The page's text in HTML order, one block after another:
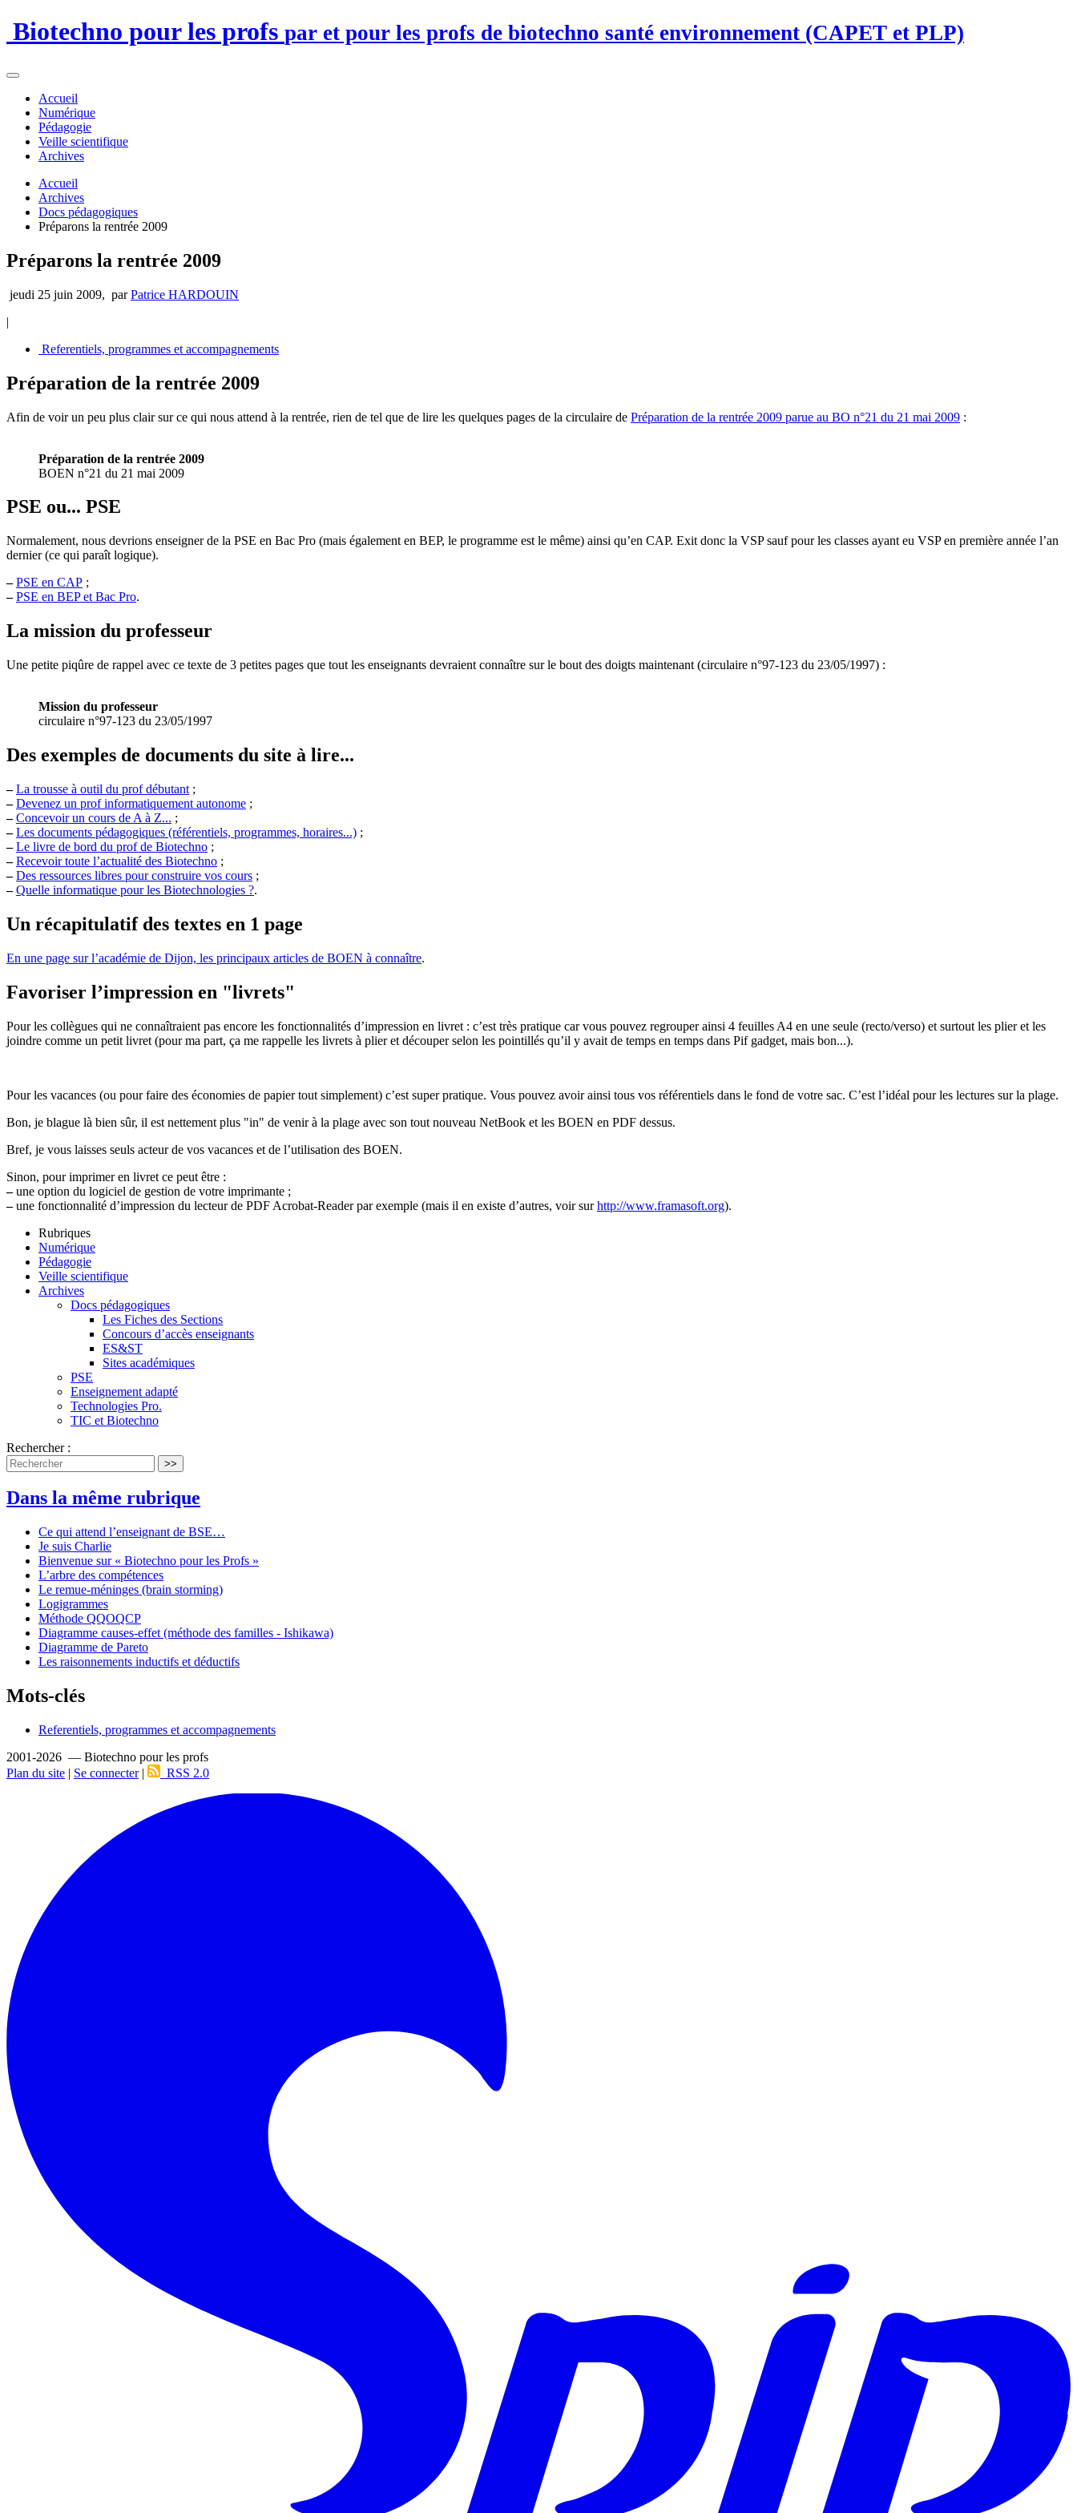
Biotechno pour les profs par et pour les profs de biotechno santé environnement (CAPET et PLP)
Accueil
Numérique
Pédagogie
Veille scientifique
Archives
Accueil
Archives
Docs pédagogiques
Préparons la rentrée 2009
Préparons la rentrée 2009
jeudi 25 juin 2009, parPatrice HARDOUIN
|
Referentiels, programmes et accompagnements
Préparation de la rentrée 2009
Afin de voir un peu plus clair sur ce qui nous attend à la rentrée, rien de tel que de lire les quelques pages de la circulaire de Préparation de la rentrée 2009 parue au BO n°21 du 21 mai 2009 :
Préparation de la rentrée 2009
BOEN n°21 du 21 mai 2009
PSE ou... PSE
Normalement, nous devrions enseigner de la PSE en Bac Pro (mais également en BEP, le programme est le même) ainsi qu’en CAP. Exit donc la VSP sauf pour les classes ayant eu VSP en première année l’an
dernier (ce qui paraît logique).
– PSE en CAP ;
– PSE en BEP et Bac Pro.
La mission du professeur
Une petite piqûre de rappel avec ce texte de 3 petites pages que tout les enseignants devraient connaître sur le bout des doigts maintenant (circulaire n°97-123 du 23/05/1997) :
Mission du professeur
circulaire n°97-123 du 23/05/1997
Des exemples de documents du site à lire...
– La trousse à outil du prof débutant ;
– Devenez un prof informatiquement autonome ;
– Concevoir un cours de A à Z... ;
– Les documents pédagogiques (référentiels, programmes, horaires...) ;
– Le livre de bord du prof de Biotechno ;
– Recevoir toute l’actualité des Biotechno ;
– Des ressources libres pour construire vos cours ;
– Quelle informatique pour les Biotechnologies ?.
Un récapitulatif des textes en 1 page
En une page sur l’académie de Dijon, les principaux articles de BOEN à connaître.
Favoriser l’impression en "livrets"
Pour les collègues qui ne connaîtraient pas encore les fonctionnalités d’impression en livret : c’est très pratique car vous pouvez regrouper ainsi 4 feuilles A4 en une seule (recto/verso) et surtout les plier et les
joindre comme un petit livret (pour ma part, ça me rappelle les livrets à plier et découper selon les pointillés qu’il y avait de temps en temps dans Pif gadget, mais bon...).
Pour les vacances (ou pour faire des économies de papier tout simplement) c’est super pratique. Vous pouvez avoir ainsi tous vos référentiels dans le fond de votre sac. C’est l’idéal pour les lectures sur la plage.
Bon, je blague là bien sûr, il est nettement plus "in" de venir à la plage avec son tout nouveau NetBook et les BOEN en PDF dessus.
Bref, je vous laisses seuls acteur de vos vacances et de l’utilisation des BOEN.
Sinon, pour imprimer en livret ce peut être :
–une option du logiciel de gestion de votre imprimante ;
–une fonctionnalité d’impression du lecteur de PDF Acrobat-Reader par exemple (mais il en existe d’autres, voir surhttp://www.framasoft.org).
Rubriques
Numérique
Pédagogie
Veille scientifique
Archives
Docs pédagogiques
Les Fiches des Sections
Concours d’accès enseignants
ES&ST
Sites académiques
PSE
Enseignement adapté
Technologies Pro.
TIC et Biotechno
Rechercher :
>>
Dans la même rubrique
Ce qui attend l’enseignant de BSE…
Je suis Charlie
Bienvenue sur « Biotechno pour les Profs »
L’arbre des compétences
Le remue-méninges (brain storming)
Logigrammes
Méthode QQOQCP
Diagramme causes-effet (méthode des familles - Ishikawa)
Diagramme de Pareto
Les raisonnements inductifs et déductifs
Mots-clés
Referentiels, programmes et accompagnements
2001-2026 — Biotechno pour les profs
Plan du site | Se connecter| RSS 2.0